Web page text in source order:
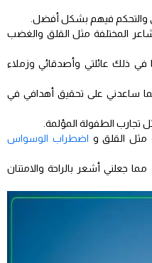
فيهم بشكل أفضل.
المختلفة مثل القلق والغضب
في ذلك عائلتي وأصدقائي وزملاء
ساعدني على تحقيق أهدافي في
تجارب الطفولة المؤلمة.
مثل القلق و اضطراب الوسواس
جعلني أشعر بالراحة والامتنان